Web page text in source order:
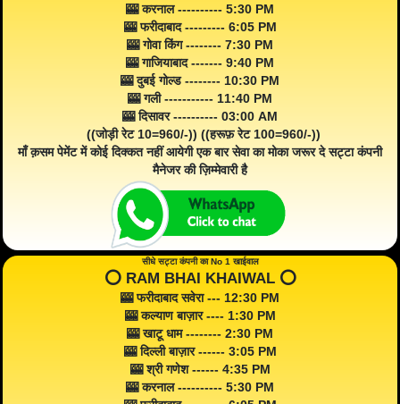
🎰 करनाल ---------- 5:30 PM
🎰 फरीदाबाद --------- 6:05 PM
🎰 गोवा किंग -------- 7:30 PM
🎰 गाजियाबाद ------- 9:40 PM
🎰 दुबई गोल्ड -------- 10:30 PM
🎰 गली ----------- 11:40 PM
🎰 दिसावर ---------- 03:00 AM
((जोड़ी रेट 10=960/-)) ((हरूफ़ रेट 100=960/-))
माँ क़सम पेमेंट में कोई दिक्कत नहीं आयेगी एक बार सेवा का मोका जरूर दे सट्टा कंपनी
मैनेजर की ज़िम्मेवारी है
सीधे सट्टा कंपनी का No 1 खाईवाल
⭕️ RAM BHAI KHAIWAL ⭕️
🎰 फरीदाबाद सवेरा --- 12:30 PM
🎰 कल्याण बाज़ार ---- 1:30 PM
🎰 खाटू धाम -------- 2:30 PM
🎰 दिल्ली बाज़ार ------ 3:05 PM
🎰 श्री गणेश ------ 4:35 PM
🎰 करनाल ---------- 5:30 PM